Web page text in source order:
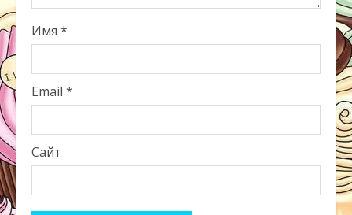
Имя *
Email *
Сайт